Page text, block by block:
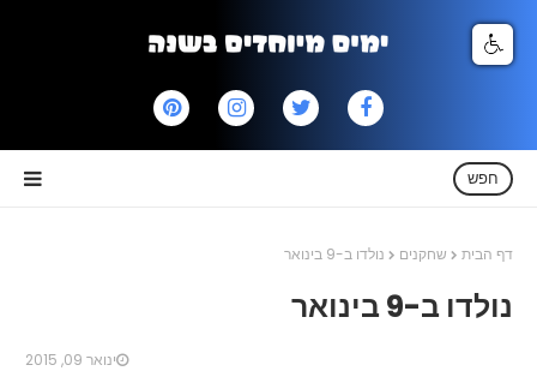
חפש
דף הבית שחקנים נולדו ב-9 בינואר
נולדו ב-9 בינואר
ינואר 09, 2015